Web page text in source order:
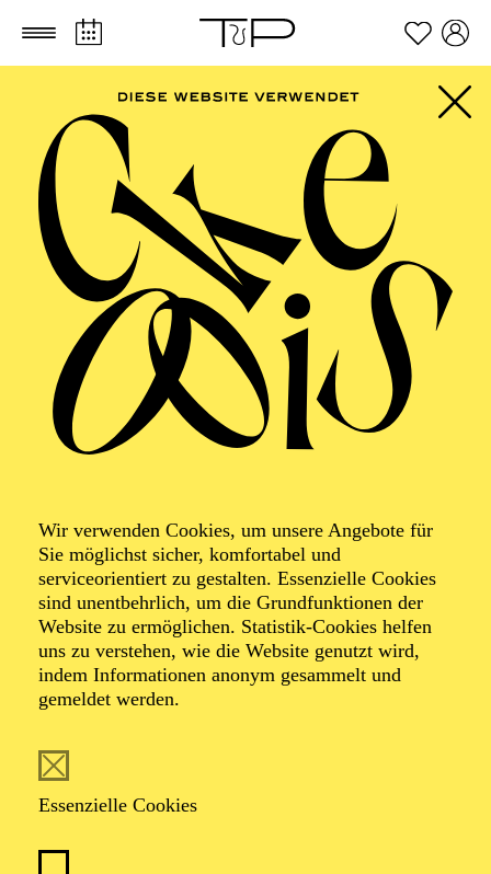
Zum Hauptinhalt springen Zum Footer springen
Wir verwenden Cookies, um unsere Angebote für
Sie möglichst sicher, komfortabel und
serviceorientiert zu gestalten. Essenzielle Cookies
sind unentbehrlich, um die Grundfunktionen der
Website zu ermöglichen. Statistik-Cookies helfen
uns zu verstehen, wie die Website genutzt wird,
indem Informationen anonym gesammelt und
gemeldet werden.
Essenzielle Cookies
SCHAUSPIEL ESSEN
Istanbul
Ein musikalischer Abend von Selen Kara, Torsten
Kindermann und Akın Emanuel Şipal
mit Songs von Sezen Aksu